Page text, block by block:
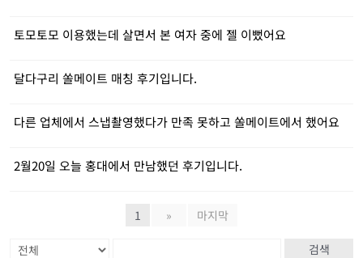
토모토모 이용했는데 살면서 본 여자 중에 젤 이뻤어요
달다구리 쏠메이트 매칭 후기입니다.
다른 업체에서 스냅촬영했다가 만족 못하고 쏠메이트에서 했어요
2월20일 오늘 홍대에서 만남했던 후기입니다.
1 » 마지막
검색